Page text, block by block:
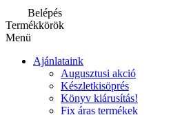
Belépés
Termékkörök
Menü
Ajánlataink
Augusztusi akció
Készletkisöprés
Könyv kiárusítás!
Fix áras termékek